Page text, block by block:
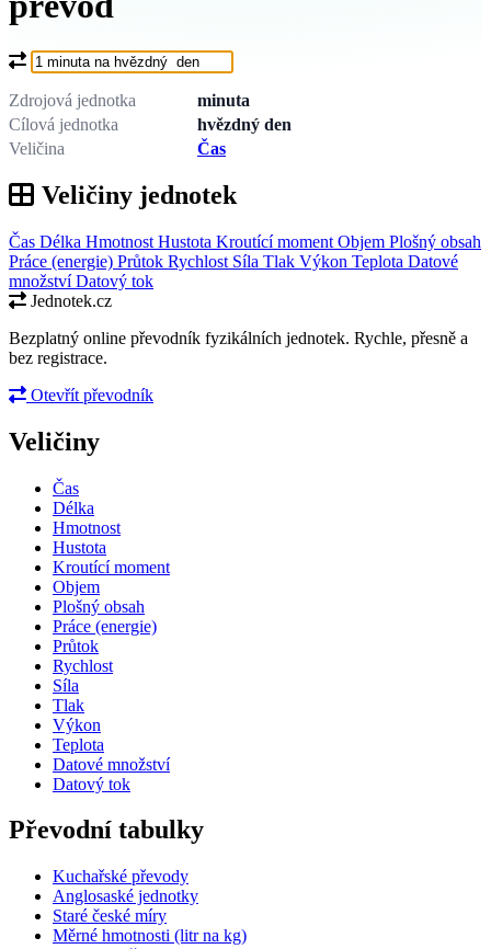
Co chcete převést?
Zdrojová jednotka
minuta
Cílová jednotka
hvězdný den
Veličina
Čas
Veličiny jednotek
Čas Délka Hmotnost Hustota Kroutící moment Objem Plošný obsah
Práce (energie) Průtok Rychlost Síla Tlak Výkon Teplota Datové
množstvíDatový tok
Jednotek.cz
Bezplatný online převodník fyzikálních jednotek. Rychle, přesně a
bez registrace.
Otevřít převodník
Veličiny
Čas
Délka
Hmotnost
Hustota
Kroutící moment
Objem
Plošný obsah
Práce (energie)
Průtok
Rychlost
Síla
Tlak
Výkon
Teplota
Datové množství
Datový tok
Převodní tabulky
Kuchařské převody
Anglosaské jednotky
Staré české míry
Měrné hmotnosti (litr na kg)